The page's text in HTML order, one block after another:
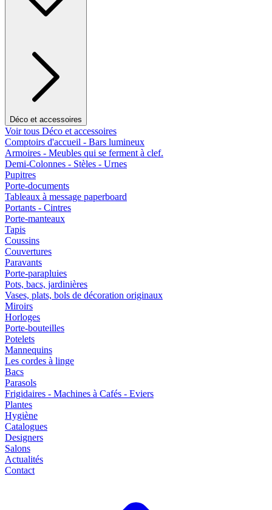
Déco et accessoires
Voir tous Déco et accessoires
Comptoirs d'accueil - Bars lumineux
Armoires - Meubles qui se ferment à clef.
Demi-Colonnes - Stèles - Urnes
Pupitres
Porte-documents
Tableaux à message paperboard
Portants - Cintres
Porte-manteaux
Tapis
Coussins
Couvertures
Paravants
Porte-parapluies
Pots, bacs, jardinières
Vases, plats, bols de décoration originaux
Miroirs
Horloges
Porte-bouteilles
Potelets
Mannequins
Les cordes à linge
Bacs
Parasols
Frigidaires - Machines à Cafés - Eviers
Plantes
Hygiène
Catalogues
Designers
Salons
Actualités
Contact